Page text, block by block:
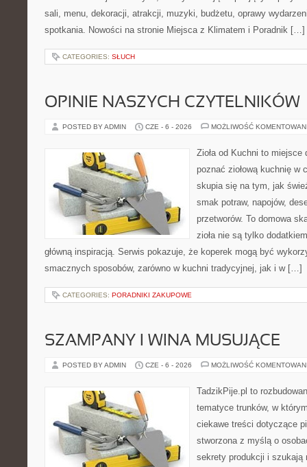
sali, menu, dekoracji, atrakcji, muzyki, budżetu, oprawy
spotkania. Nowości na stronie Miejsca z Klimatem i Poradnik […]
CATEGORIES: SŁUCH
OPINIE NASZYCH CZYTELNIKÓW
POSTED BY ADMIN CZE - 6 - 2026 MOŻLIWOŚĆ
Zioła od Kuchni to
poznać ziołową kuchnię w
skupia się na tym, jak
smak potraw, napojów,
przetworów. To domowa
zioła nie są tylko
główną inspiracją. Serwis pokazuje, że koperek mogą być
smacznych sposobów, zarówno w kuchni tradycyjnej, jak i w […]
CATEGORIES: PORADNIKI ZAKUPOWE
SZAMPANY I WINA MUSUJĄCE
POSTED BY ADMIN CZE - 6 - 2026 MOŻLIWOŚĆ
TadzikPije.pl to
tematyce trunków, w
ciekawe treści dotyczące
stworzona z myślą o
sekrety produkcji i szukają